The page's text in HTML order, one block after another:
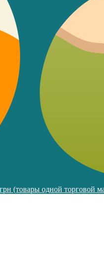
(товары одной торговой